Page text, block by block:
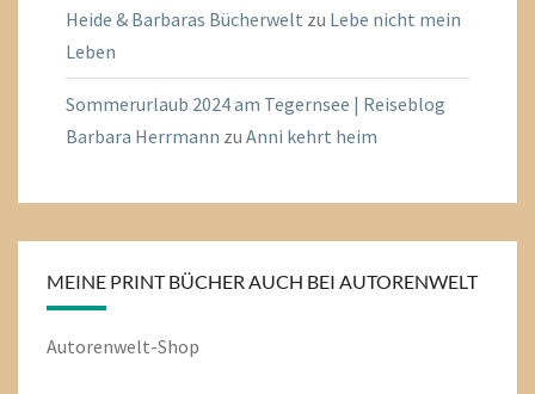
Heide & Barbaras Bücherwelt zu Lebe nicht mein
Leben
Sommerurlaub 2024 am Tegernsee | Reiseblog
Barbara Herrmann zu Anni kehrt heim
MEINE PRINT BÜCHER AUCH BEI AUTORENWELT
Autorenwelt-Shop